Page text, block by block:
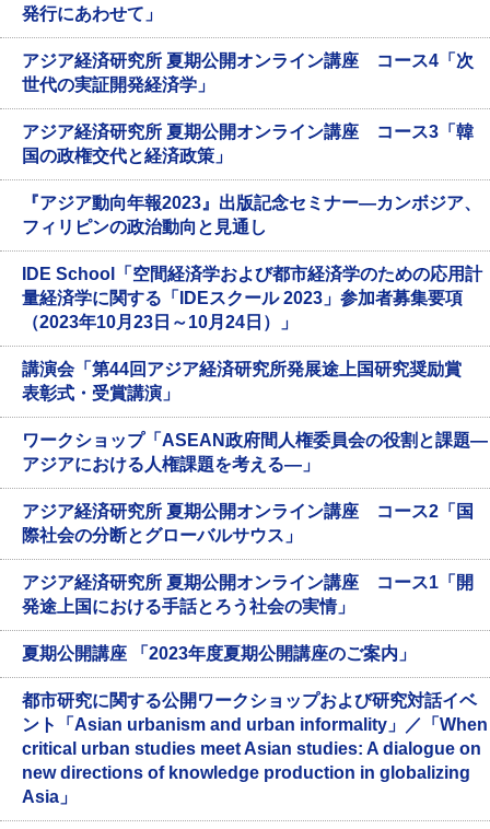
発行にあわせて」
アジア経済研究所 夏期公開オンライン講座 コース4「次
世代の実証開発経済学」
アジア経済研究所 夏期公開オンライン講座 コース3「韓
国の政権交代と経済政策」
『アジア動向年報2023』出版記念セミナー―カンボジア、
フィリピンの政治動向と見通し
IDE School「空間経済学および都市経済学のための応用計
量経済学に関する「IDEスクール 2023」参加者募集要項
（2023年10月23日～10月24日）」
講演会「第44回アジア経済研究所発展途上国研究奨励賞
表彰式・受賞講演」
ワークショップ「ASEAN政府間人権委員会の役割と課題―
アジアにおける人権課題を考える―」
アジア経済研究所 夏期公開オンライン講座 コース2「国
際社会の分断とグローバルサウス」
アジア経済研究所 夏期公開オンライン講座 コース1「開
発途上国における手話とろう社会の実情」
夏期公開講座 「2023年度夏期公開講座のご案内」
都市研究に関する公開ワークショップおよび研究対話イベ
ント「Asian urbanism and urban informality」／「When
critical urban studies meet Asian studies: A dialogue on
new directions of knowledge production in globalizing
Asia」